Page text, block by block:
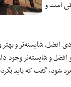
است و
شایسته‌تر و بهتر
افضل و شایسته‌تر وجود
گفت که باید بگردیم